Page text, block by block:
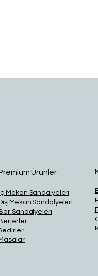
Ürünler
İç Mekan Sandalyeleri
Mekan Sandalyeleri
Sandalyeleri